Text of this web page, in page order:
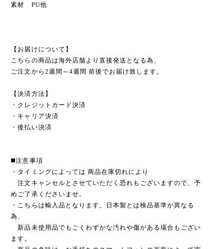
素材 PU他
【お届けについて】
こちらの商品は海外店舗より直接発送となる為、
ご注文から2週間～4週間 前後でお届け致します。
【決済方法】
・クレジットカード決済
・キャリア決済
・後払い決済
◼️注意事項
・タイミングによっては 商品在庫切れにより
注文キャンセルとさせていただく恐れもございますので、予
めご了承くださいませ。
・こちらは輸入品となります。日本製とは検品基準が異なる
為、
新品未使用品でもごくわずかな汚れや傷がある場合もござい
ます。